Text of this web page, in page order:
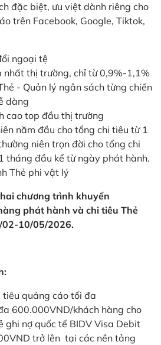
đặc biệt, ưu việt dành riêng cho
trên Facebook, Google, Tiktok,
ngoại tệ
nhất thị trường, chỉ từ 0,9%-1,1%
- Quản lý ngân sách từng chiến
dàng
cao top đầu thị trường
năm đầu cho tổng chi tiêu từ 1
niên trọn đời cho tổng chi
tháng đầu kể từ ngày phát hành.
Thẻ phi vật lý
chương trình khuyến
phát hành và chi tiêu Thẻ
02-10/05/2026.
quảng cáo tối đa
600.000VND/khách hàng cho
ghi nợ quốc tế BIDV Visa Debit
trở lên tại các nền tảng